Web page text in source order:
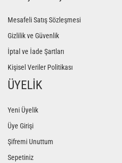
Mesafeli Satış Sözleşmesi
Gizlilik ve Güvenlik
İptal ve İade Şartları
Kişisel Veriler Politikası
ÜYELİK
Yeni Üyelik
Üye Girişi
Şifremi Unuttum
Sepetiniz